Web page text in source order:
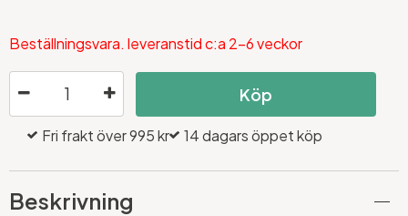
Beställningsvara. leveranstid c:a 2-6 veckor
Köp
Fri frakt över 995 kr 14 dagars öppet köp
Beskrivning